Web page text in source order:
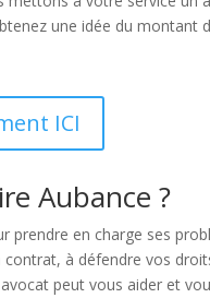
une idée du montant
ICI
Aubance ?
prendre en charge ses
à défendre vos
peut vous aider et